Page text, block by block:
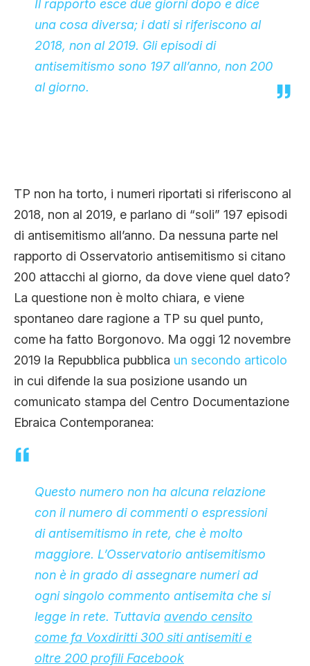
Il rapporto esce due giorni dopo e dice
una cosa diversa; i dati si riferiscono al
2018, non al 2019. Gli episodi di
antisemitismo sono 197 all’anno, non 200
al giorno.
TP non ha torto, i numeri riportati si riferiscono al
2018, non al 2019, e parlano di “soli” 197 episodi
di antisemitismo all’anno. Da nessuna parte nel
rapporto di Osservatorio antisemitismo si citano
200 attacchi al giorno, da dove viene quel dato?
La questione non è molto chiara, e viene
spontaneo dare ragione a TP su quel punto,
come ha fatto Borgonovo. Ma oggi 12 novembre
2019 la Repubblica pubblica un secondo articolo
in cui difende la sua posizione usando un
comunicato stampa del Centro Documentazione
Ebraica Contemporanea:
Questo numero non ha alcuna relazione
con il numero di commenti o espressioni
di antisemitismo in rete, che è molto
maggiore. L’Osservatorio antisemitismo
non è in grado di assegnare numeri ad
ogni singolo commento antisemita che si
legge in rete. Tuttavia avendo censito
come fa Voxdiritti 300 siti antisemiti e
oltre 200 profili Facebook